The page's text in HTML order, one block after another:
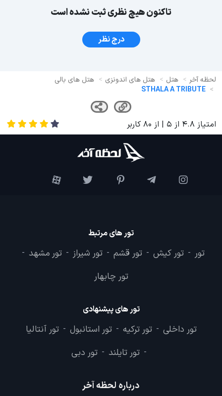
تاکنون هیچ نظری ثبت نشده است
درج نظر
لحظه آخر هتل هتل های اندونزی
هتل های بالی
STHALA A TRIBUTE
امتیاز 4.8 از 5 | از 80 کاربر
تور های مرتبط
تور - تور کیش - تور قشم - تور شیراز - تور مشهد -
تور چابهار
تور های پیشنهادی
تور داخلی - تور ترکیه - تور استانبول - تور آنتالیا
- تور تایلند - تور دبی
درباره لحظه آخر